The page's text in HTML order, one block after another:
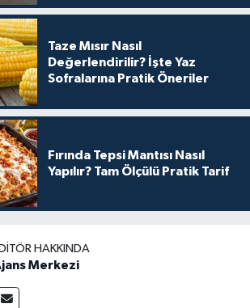
Taze Mısır Nasıl
Değerlendirilir? İşte Yaz
Sofralarına Pratik Öneriler
Fırında Tepsi Mantısı Nasıl
Yapılır? Tam Ölçülü Pratik Tarif
HAKKINDA
Merkezi